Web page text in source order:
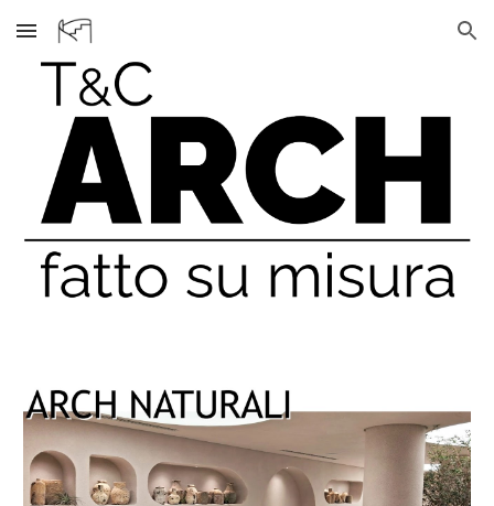
Skip to main content Skip to navigation